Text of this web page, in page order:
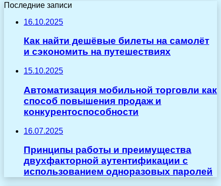
Последние записи
16.10.2025
Как найти дешёвые билеты на самолёт
и сэкономить на путешествиях
15.10.2025
Автоматизация мобильной торговли как
способ повышения продаж и
конкурентоспособности
16.07.2025
Принципы работы и преимущества
двухфакторной аутентификации с
использованием одноразовых паролей